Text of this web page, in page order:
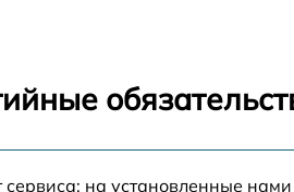
прицела ночного
Bering Optics
сервиса: на установленные